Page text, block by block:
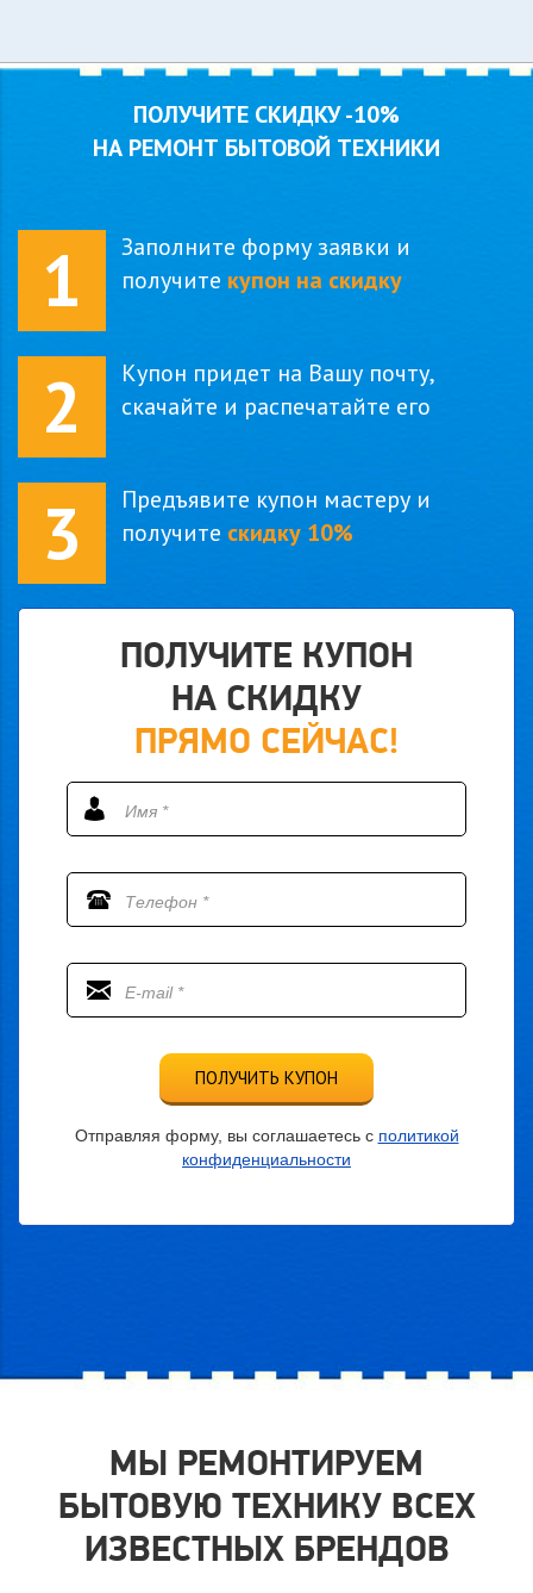
ПОЛУЧИТЕ СКИДКУ-10%
НА РЕМОНТ БЫТОВОЙ ТЕХНИКИ
1
Заполните форму заявки и
получите купон на скидку
2
Купон придет на Вашу почту,
скачайте и распечатайте его
3
Предъявите купон мастеру и
получите скидку 10%
ПОЛУЧИТЕ КУПОН
НА СКИДКУ
ПРЯМО СЕЙЧАС!
ПОЛУЧИТЬ КУПОН
Отправляя форму, вы соглашаетесь с политикой
конфиденциальности
МЫ РЕМОНТИРУЕМ
БЫТОВУЮ ТЕХНИКУ ВСЕХ
ИЗВЕСТНЫХ БРЕНДОВ